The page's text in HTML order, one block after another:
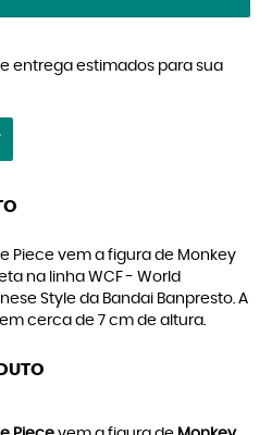
entrega estimados para sua
Piece vem a figura de Monkey
na linha WCF - World
Style da Bandai Banpresto. A
cerca de 7 cm de altura.